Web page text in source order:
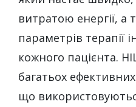
витратою енергії, а
параметрів терапії
кожного пацієнта.
багатьох
що